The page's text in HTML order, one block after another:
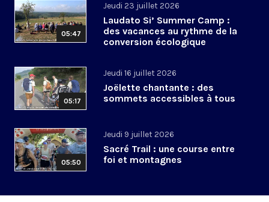
05:47
Jeudi 23 juillet 2026
Laudato Si’ Summer Camp :
des vacances au rythme de la
conversion écologique
05:17
Jeudi 16 juillet 2026
Joëlette chantante : des
sommets accessibles à tous
05:50
Jeudi 9 juillet 2026
Sacré Trail : une course entre
foi et montagnes